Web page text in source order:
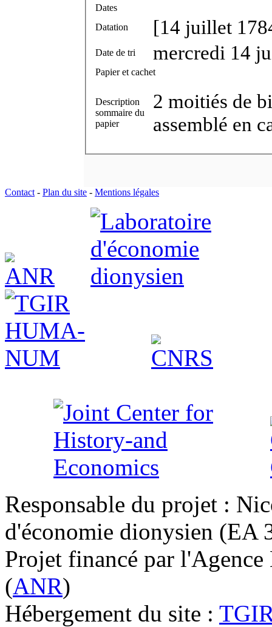
Dates
Datation
[14 juillet
Date de tri mercredi 14
Papier et cachet
Description
sommaire du
papier
2 moitiés de
assemblé en
Contact - Plan du site - Mentions légales
Responsable du projet :
d'économie dionysien
Projet financé par l'Agence
(ANR)
Hébergement du site :